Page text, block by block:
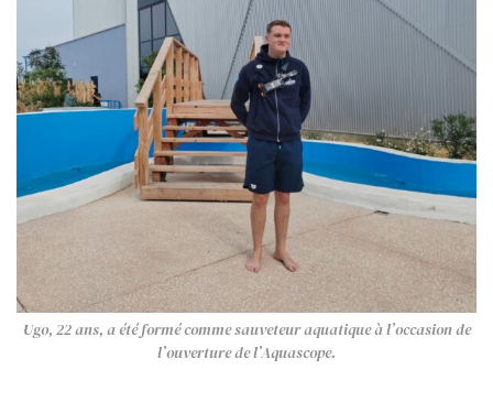
Ugo, 22 ans, a été formé comme sauveteur aquatique à l’occasion de
l’ouverture de l’Aquascope.